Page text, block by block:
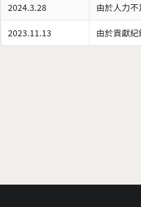
2024.3.28 由於人力
2023.11.13 由於貢獻